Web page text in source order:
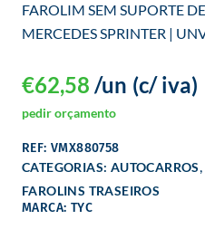
FAROLIM SEM SUPORTE
MERCEDES SPRINTER |
€62,58 (c/ iva)
/un
pedir orçamento
REF: VMX880758
CATEGORIAS: AUTOCARROS,
FAROLINS TRASEIROS
MARCA: TYC